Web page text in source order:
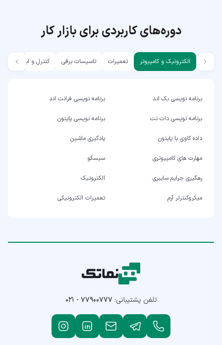
دوره‌های کاربردی برای بازار کار
الکترونیک و کامپیوتر تعمیرات تاسیسات برقی کنترل و ابزار دقیق
برنامه نویسی بک اند برنامه نویسی فرانت اند
برنامه نویسی دات نت برنامه نویسی پایتون
داده کاوی با پایتون یادگیری ماشین
مهارت های کامپیوتری سیسکو
رهگیری جرایم سایبری الکترونیک
میکروکنترلر آرم تعمیرات الکترونیکی
تلفن پشتیبانی: ۰۲۱ - ۷۷۹۰۰۷۷۷